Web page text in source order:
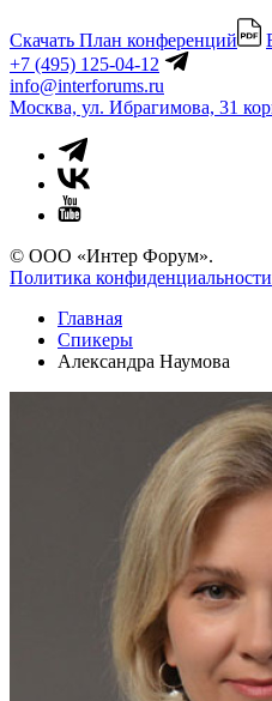
Скачать План конференций
+7 (495) 125-04-12
info@interforums.ru
Москва, ул. Ибрагимова, 31
© ООО «Интер Форум».
Политика конфиденциальности
Главная
Спикеры
Александра Наумова